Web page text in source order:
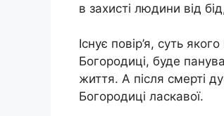
в захисті людини від
Існує повір’я, суть
Богородиці, буде
життя. А після cмeрті
Богородиці ласкавої.